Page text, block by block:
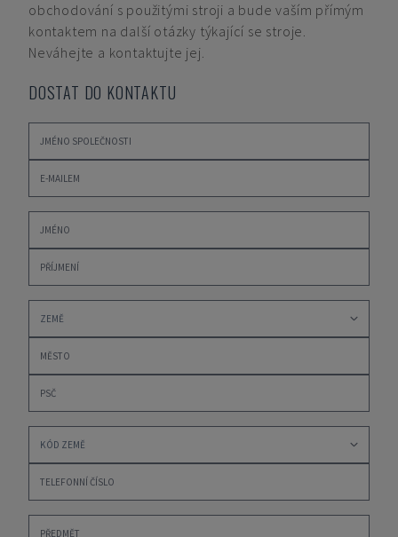
obchodování s použitými stroji a bude vaším přímým
kontaktem na další otázky týkající se stroje.
Neváhejte a kontaktujte jej.
DOSTAT DO KONTAKTU